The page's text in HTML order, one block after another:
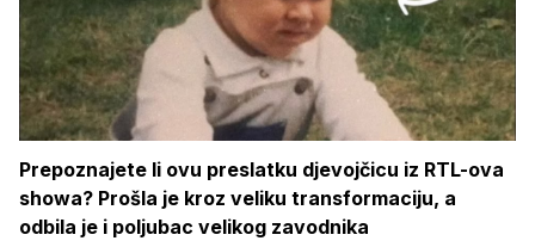
Prepoznajete li ovu preslatku djevojčicu iz RTL-ova
showa? Prošla je kroz veliku transformaciju, a
odbila je i poljubac velikog zavodnika